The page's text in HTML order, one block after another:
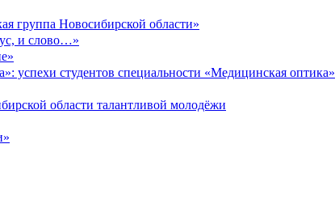
группа Новосибирской области»
и слово…»
успехи студентов специальности «Медицинская оптика»
области талантливой молодёжи